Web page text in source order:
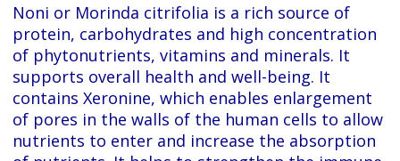
Noni or Morinda citrifolia is a rich source of
protein, carbohydrates and high concentration
of phytonutrients, vitamins and minerals. It
supports overall health and well-being. It
contains Xeronine, which enables enlargement
of pores in the walls of the human cells to allow
nutrients to enter and increase the absorption